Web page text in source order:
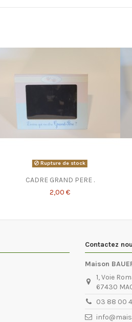
Rupture de stock
CADRE GRAND PERE .
2,00 €
Contactez
Maison
1, Voie
67430
03 88 00